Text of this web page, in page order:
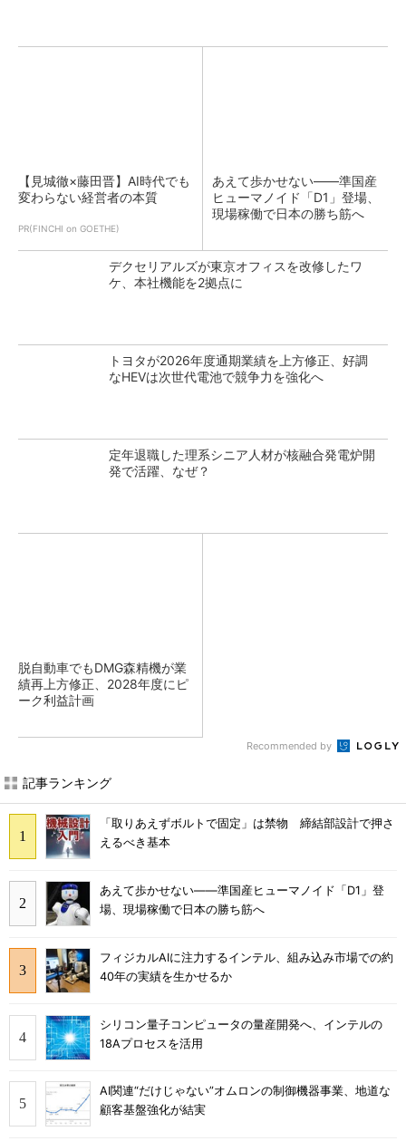
【見城徹×藤田晋】AI時代でも
変わらない経営者の本質
PR(FINCHI on GOETHE)
あえて歩かせない――準国産
ヒューマノイド「D1」登場、
現場稼働で日本の勝ち筋へ
デクセリアルズが東京オフィスを改修したワ
ケ、本社機能を2拠点に
トヨタが2026年度通期業績を上方修正、好調
なHEVは次世代電池で競争力を強化へ
定年退職した理系シニア人材が核融合発電炉開
発で活躍、なぜ？
脱自動車でもDMG森精機が業
績再上方修正、2028年度にピ
ーク利益計画
Recommended by
記事ランキング
「取りあえずボルトで固定」は禁物 締結部設計で押さ
えるべき基本
あえて歩かせない――準国産ヒューマノイド「D1」登
場、現場稼働で日本の勝ち筋へ
フィジカルAIに注力するインテル、組み込み市場での約
40年の実績を生かせるか
シリコン量子コンピュータの量産開発へ、インテルの
18Aプロセスを活用
AI関連“だけじゃない”オムロンの制御機器事業、地道な
顧客基盤強化が結実